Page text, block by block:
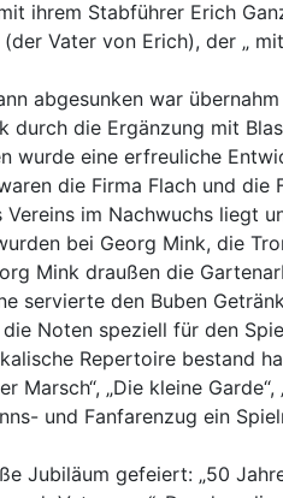
ihrem Stabführer Erich
Vater von Erich), der „
abgesunken war
durch die Ergänzung mit
wurde eine erfreuliche
die Firma Flach und
im Nachwuchs liegt
bei Georg Mink, die
Mink draußen die
servierte den Buben
Noten speziell für den
Repertoire bestand
Marsch“, „Die kleine
und Fanfarenzug ein
Jubiläum gefeiert: „50